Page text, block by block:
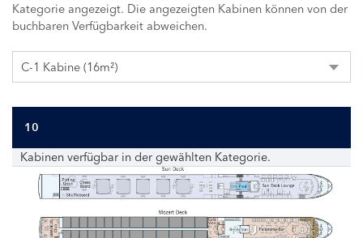
Kategorie angezeigt. Die angezeigten Kabinen können von der
buchbaren Verfügbarkeit abweichen.
C-1 Kabine (16m²)
10
Kabinen verfügbar in der gewählten Kategorie.